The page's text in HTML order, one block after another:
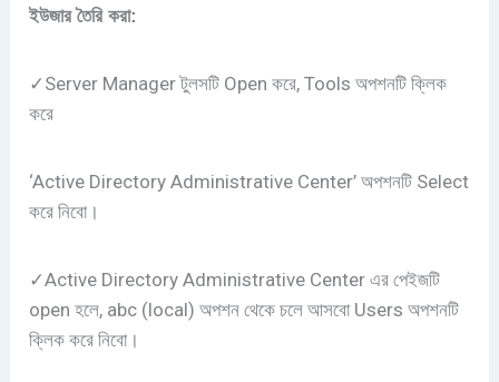
ইউজার তৈরি করা:
✓Server Manager টুলসটি Open করে, Tools অপশনটি ক্লিক
করে
‘Active Directory Administrative Center’ অপশনটি Select
করে নিবো।
✓Active Directory Administrative Center এর পেইজটি
open হলে, abc (local) অপশন থেকে চলে আসবো Users অপশনটি
ক্লিক করে নিবো।